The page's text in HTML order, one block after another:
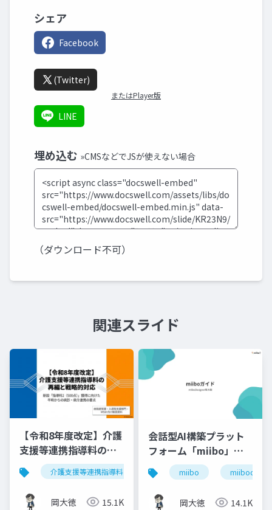
シェア
Facebook
(Twitter)
またはPlayer版
LINE
埋め込む »CMSなどでJSが使えない場合
（ダウンロード不可）
関連スライド
【令和8年度改定】介護
支援等連携指導料の再
編と戦略的対応｜指導
料2（500点）の要件整
理
介護支援等連携指導料 令和8年度診療報酬改定
岡大徳 15.1K
会話型AI構築プラット
フォーム「miibo」ガ
イド
miibo
岡大徳 14.1K